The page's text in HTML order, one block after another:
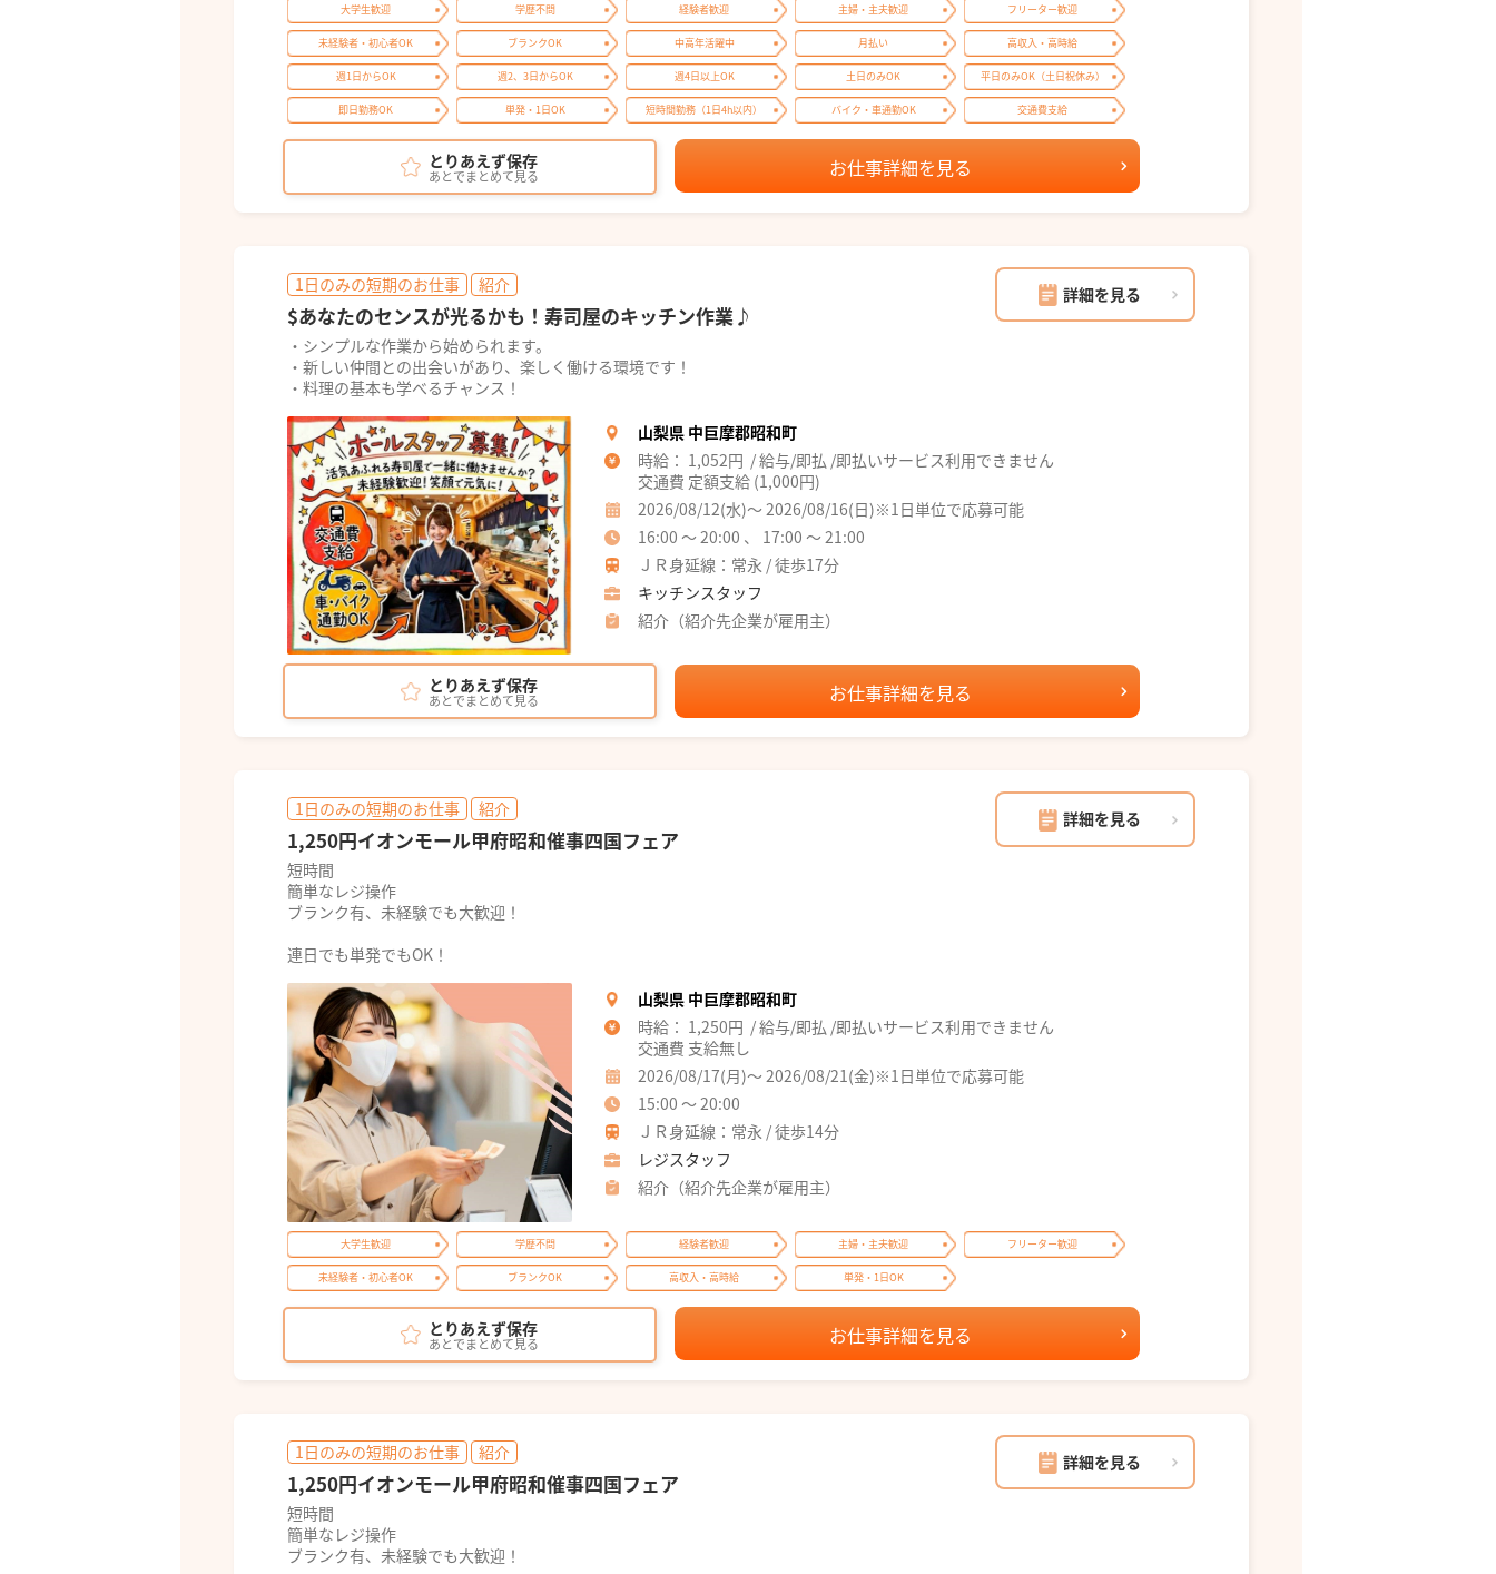
大学生歓迎 学歴不問 経験者歓迎 主婦・主夫歓迎 フリーター歓迎
未経験者・初心者OK ブランクOK 中高年活躍中 月払い 高収入・高時給
週1日からOK 週2、3日からOK 週4日以上OK 土日のみOK 平日のみOK（土日祝休み）
即日勤務OK 単発・1日OK 短時間勤務（1日4h以内） バイク・車通勤OK 交通費支給
とりあえず保存
あとでまとめて見る お仕事詳細を見る
1日のみの短期のお仕事 紹介 詳細を見る
$あなたのセンスが光るかも！寿司屋のキッチン作業♪
・シンプルな作業から始められます。
・新しい仲間との出会いがあり、楽しく働ける環境です！
・料理の基本も学べるチャンス！
山梨県 中巨摩郡昭和町
時給： 1,052円 / 給与/即払 /即払いサービス利用できません
交通費 定額支給 (1,000円)
2026/08/12(水)～ 2026/08/16(日)※1日単位で応募可能
16:00 ～ 20:00 、 17:00 ～ 21:00
ＪＲ身延線：常永 / 徒歩17分
キッチンスタッフ
紹介（紹介先企業が雇用主）
とりあえず保存
あとでまとめて見る お仕事詳細を見る
1日のみの短期のお仕事 紹介 詳細を見る
1,250円イオンモール甲府昭和催事四国フェア
短時間
簡単なレジ操作
ブランク有、未経験でも大歓迎！
連日でも単発でもOK！
山梨県 中巨摩郡昭和町
時給： 1,250円 / 給与/即払 /即払いサービス利用できません
交通費 支給無し
2026/08/17(月)～ 2026/08/21(金)※1日単位で応募可能
15:00 ～ 20:00
ＪＲ身延線：常永 / 徒歩14分
レジスタッフ
紹介（紹介先企業が雇用主）
大学生歓迎 学歴不問 経験者歓迎 主婦・主夫歓迎 フリーター歓迎
未経験者・初心者OK ブランクOK 高収入・高時給 単発・1日OK
とりあえず保存
あとでまとめて見る お仕事詳細を見る
1日のみの短期のお仕事 紹介 詳細を見る
1,250円イオンモール甲府昭和催事四国フェア
短時間
簡単なレジ操作
ブランク有、未経験でも大歓迎！